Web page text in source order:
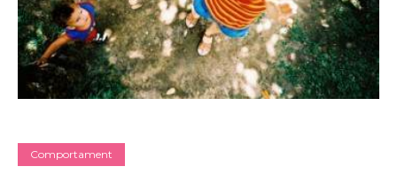
Comportament